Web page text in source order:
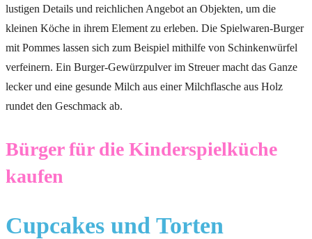
lustigen Details und reichlichen Angebot an Objekten, um die
kleinen Köche in ihrem Element zu erleben. Die Spielwaren-Burger
mit Pommes lassen sich zum Beispiel mithilfe von Schinkenwürfel
verfeinern. Ein Burger-Gewürzpulver im Streuer macht das Ganze
lecker und eine gesunde Milch aus einer Milchflasche aus Holz
rundet den Geschmack ab.
Bürger für die Kinderspielküche
kaufen
Cupcakes und Torten